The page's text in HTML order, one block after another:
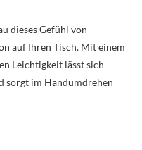
dieses Gefühl von
auf Ihren Tisch. Mit einem
Leichtigkeit lässt sich
sorgt im Handumdrehen